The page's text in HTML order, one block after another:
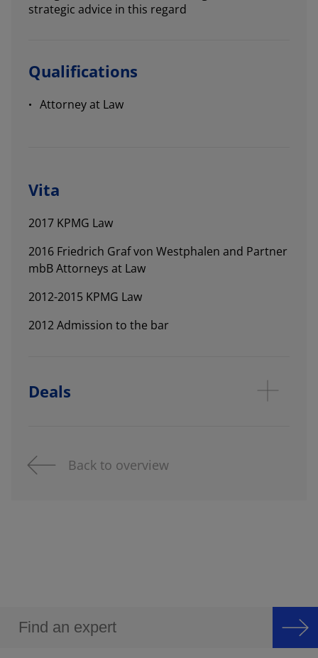
strategic advice in this regard
Qualifications
Attorney at Law
Vita
2017 KPMG Law
2016 Friedrich Graf von Westphalen and Partner
mbB Attorneys at Law
2012-2015 KPMG Law
2012 Admission to the bar
Deals
Back to overview